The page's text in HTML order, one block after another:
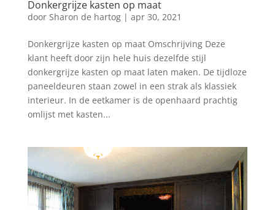
Donkergrijze kasten op maat
door Sharon de hartog| apr 30, 2021
Donkergrijze kasten op maat Omschrijving Deze
klant heeft door zijn hele huis dezelfde stijl
donkergrijze kasten op maat laten maken. De tijdloze
paneeldeuren staan zowel in een strak als klassiek
interieur. In de eetkamer is de openhaard prachtig
omlijst met kasten...